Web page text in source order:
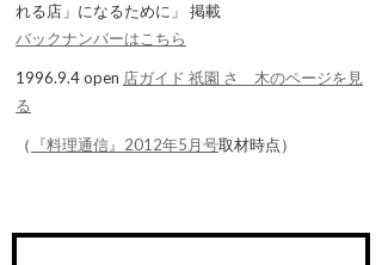
れる店」になるために」 掲載
バックナンバーはこちら
1996.9.4 open 店ガイド 祇園 さゝ木のページを見
る
（ 『料理通信』2012年5月号取材時点）